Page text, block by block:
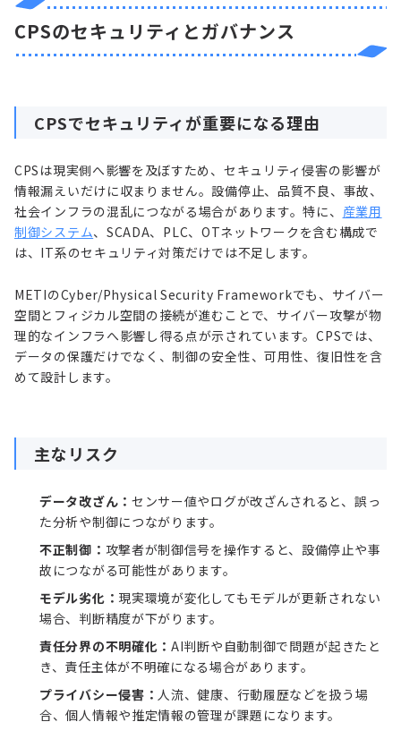
CPSのセキュリティとガバナンス
CPSでセキュリティが重要になる理由
CPSは現実側へ影響を及ぼすため、セキュリティ侵害の影響が
情報漏えいだけに収まりません。設備停止、品質不良、事故、
社会インフラの混乱につながる場合があります。特に、 産業用
制御システム、SCADA、PLC、OTネットワークを含む構成で
は、IT系のセキュリティ対策だけでは不足します。
METIのCyber/Physical Security Frameworkでも、サイバー
空間とフィジカル空間の接続が進むことで、サイバー攻撃が物
理的なインフラへ影響し得る点が示されています。CPSでは、
データの保護だけでなく、制御の安全性、可用性、復旧性を含
めて設計します。
主なリスク
データ改ざん： センサー値やログが改ざんされると、誤っ
た分析や制御につながります。
不正制御： 攻撃者が制御信号を操作すると、設備停止や事
故につながる可能性があります。
モデル劣化： 現実環境が変化してもモデルが更新されない
場合、判断精度が下がります。
責任分界の不明確化： AI判断や自動制御で問題が起きたと
き、責任主体が不明確になる場合があります。
プライバシー侵害：人流、健康、行動履歴などを扱う場
合、個人情報や推定情報の管理が課題になります。